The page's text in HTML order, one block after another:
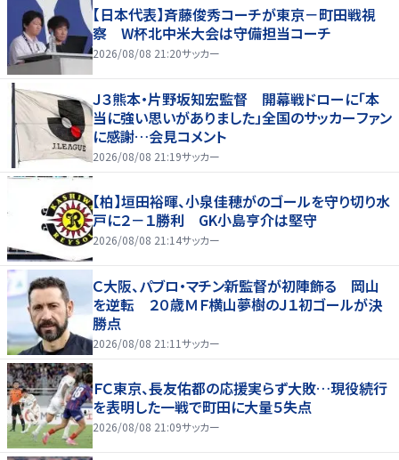
【日本代表】斉藤俊秀コーチが東京－町田戦視
察 W杯北中米大会は守備担当コーチ
2026/08/08 21:20サッカー
Ｊ３熊本・片野坂知宏監督 開幕戦ドローに「本
当に強い思いがありました」全国のサッカーファン
に感謝…会見コメント
2026/08/08 21:19サッカー
【柏】垣田裕暉、小泉佳穂がのゴールを守り切り水
戸に２－１勝利 GK小島亨介は堅守
2026/08/08 21:14サッカー
Ｃ大阪、パブロ・マチン新監督が初陣飾る 岡山
を逆転 ２０歳ＭＦ横山夢樹のＪ１初ゴールが決
勝点
2026/08/08 21:11サッカー
ＦＣ東京、長友佑都の応援実らず大敗…現役続行
を表明した一戦で町田に大量５失点
2026/08/08 21:09サッカー